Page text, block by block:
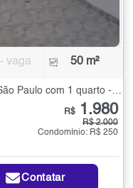
- vaga 50 m²
R$ 1.980
R$ 2.000
Condomínio: R$ 250
Contatar